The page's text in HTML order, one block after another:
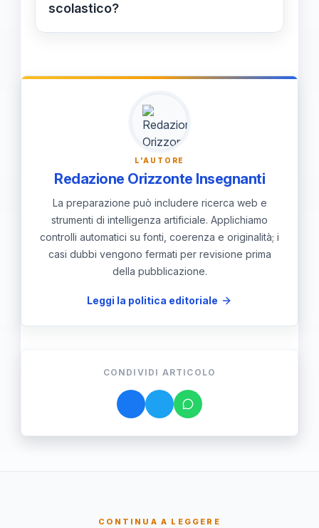
scolastico?
Attraverso nuove procedure, come il
dell’inclusione, l’Italia ha superato gli
obiettivi europei di riduzione
dell’abbandono e si impegna a
mantenere alta la partecipazione
scolastica, recuperando studenti in
uscita.
L'AUTORE
Redazione Orizzonte Insegnanti
La preparazione può includere ricerca web e
strumenti di intelligenza artificiale. Applichiamo
controlli automatici su fonti, coerenza e originalità; i
casi dubbi vengono fermati per revisione prima
della pubblicazione.
Leggi la politica editoriale
CONDIVIDI ARTICOLO
CONTINUA A LEGGERE